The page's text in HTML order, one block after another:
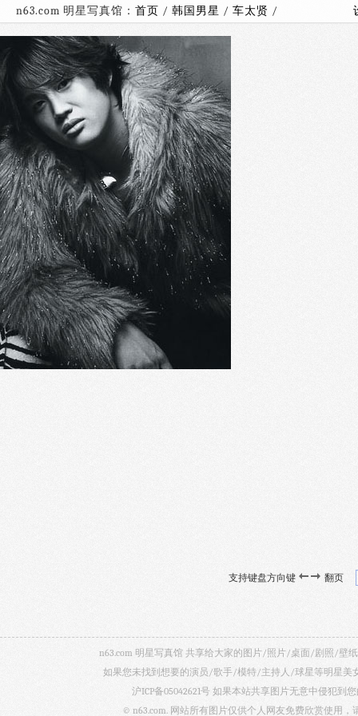
n63.com 明星写真馆： 首页 / 韩国男星 / 车太贤 /
支持键盘方向键 翻页
n63.com 明星写真馆 共享给大家的图片/照片/桌面/剧照/壁
如果您未找到想要的演员/歌手/模特/主持人/球星等明星美
沪ICP备05042621号 如果本站共享图片无意中侵犯到
© n63.com. 网站所有图片仅供个人网友免费欣赏使用